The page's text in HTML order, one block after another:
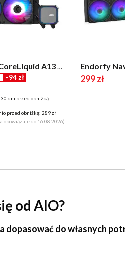
MSI MAG CoreLiquid A13 240 ARGB Czarny
-94 zł
30 dni przed obniżką:
przed obniżką: 289 zł
obowiązuje do 16.08.2026)
299 zł
od AIO?
dopasować do własnych